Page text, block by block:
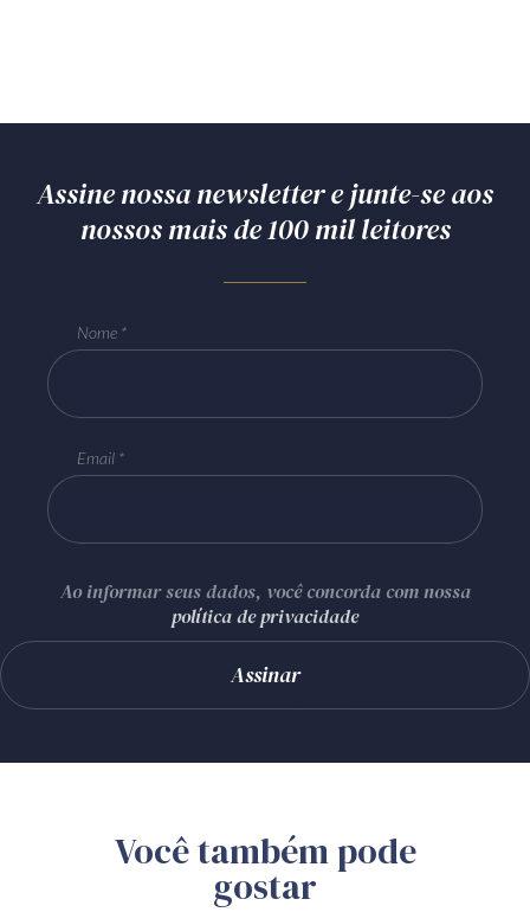
Assine nossa newsletter e junte-se aos
nossos mais de 100 mil leitores
Nome
Email
Ao informar seus dados, você concorda com nossa
política de privacidade
Você também pode
gostar